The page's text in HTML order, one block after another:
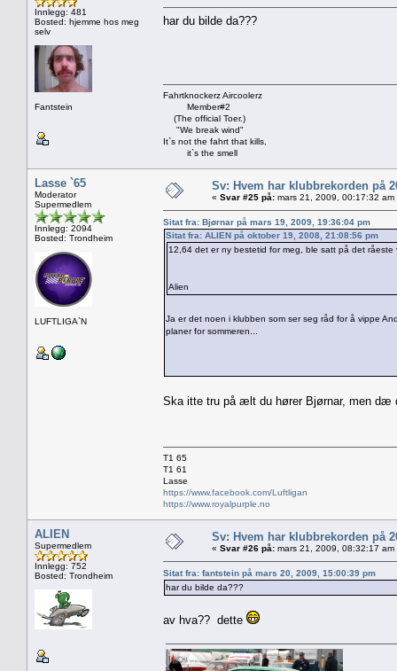
Innlegg: 481
Bosted: hjemme hos meg
selv
Fantstein
har du bilde da???
Fahrtknockerz Aircoolerz
Member#2
(The official Toer.)
"We break wind"
It`s not the fahrt that kills,
it`s the smell
Lasse `65
Moderator
Supermedlem
Innlegg: 2094
Bosted: Trondheim
LUFTLIGA`N
Sv: Hvem har klubbrekorden på
« Svar #25 på: mars 21, 2009, 00:17:32 am
Sitat fra: Bjørnar på mars 19, 2009, 19:36:04 pm
Sitat fra: ALIEN på oktober 19, 2008, 21:08:56 pm
12,64 det er ny bestetid for meg, ble satt på det råeste
Alien
Ja er det noen i klubben som ser seg råd for å vippe
planer for sommeren...
Ska itte tru på ælt du hører Bjørnar, men dæ
T1 65
T1 61
Lasse
https://www.facebook.com/Luftligan
https://www.royalpurple.no
ALIEN
Supermedlem
Innlegg: 752
Bosted: Trondheim
Sv: Hvem har klubbrekorden på
« Svar #26 på: mars 21, 2009, 08:32:17 am
Sitat fra: fantstein på mars 20, 2009, 15:00:39 pm
har du bilde da???
av hva?? dette